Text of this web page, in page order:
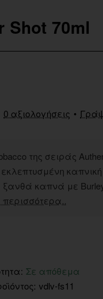
Shot 70ml
της σειράς
καπνά με
0 αξιολογήσεις •
Σε απόθεμα
vdlv-fs11